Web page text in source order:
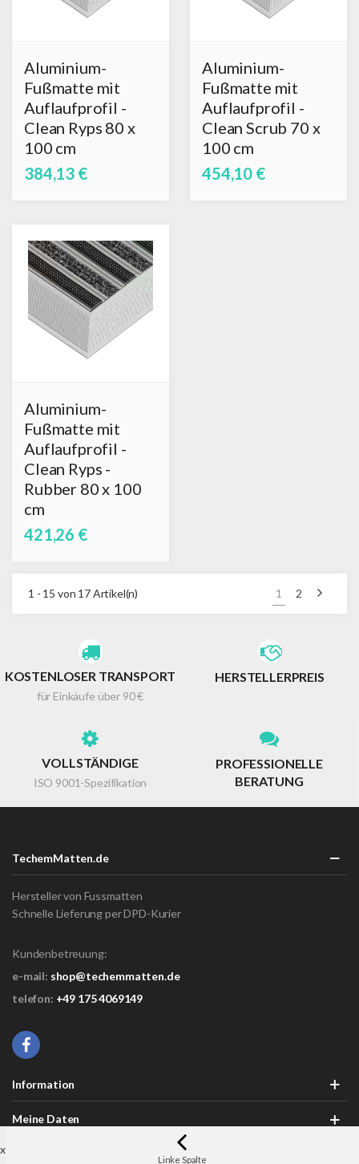
Aluminium-
Fußmatte mit
Auflaufprofil -
Clean Ryps 80 x
100 cm
384,13 €
Aluminium-
Fußmatte mit
Auflaufprofil -
Clean Scrub 70 x
100 cm
454,10 €
Aluminium-
Fußmatte mit
Auflaufprofil -
Clean Ryps -
Rubber 80 x 100
cm
421,26 €
1 - 15 von 17 Artikel(n) 1 2
KOSTENLOSER TRANSPORT
für Einkäufe über 90 €
HERSTELLERPREIS
VOLLSTÄNDIGE
ISO 9001-Spezifikation
PROFESSIONELLE
BERATUNG
TechemMatten.de
Hersteller von Fussmatten
Schnelle Lieferung per DPD-Kurier
Kundenbetreuung:
e-mail: shop@techemmatten.de
telefon: +49 175 4069149
Information
Meine Daten
x
Linke Spalte